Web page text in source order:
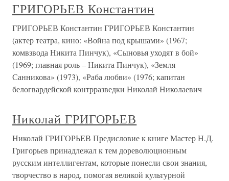
ГРИГОРЬЕВ Константин
ГРИГОРЬЕВ Константин ГРИГОРЬЕВ Константин
(актер театра, кино: «Война под крышами» (1967;
комвзвода Никита Пинчук), «Сыновья уходят в бой»
(1969; главная роль – Никита Пинчук), «Земля
Санникова» (1973), «Раба любви» (1976; капитан
белогвардейской контрразведки Николай Николаевич
Николай ГРИГОРЬЕВ
Николай ГРИГОРЬЕВ Предисловие к книге Мастер Н.Д.
Григорьев принадлежал к тем дореволюционным
русским интеллигентам, которые понесли свои знания,
творчество в народ, помогая великой культурной